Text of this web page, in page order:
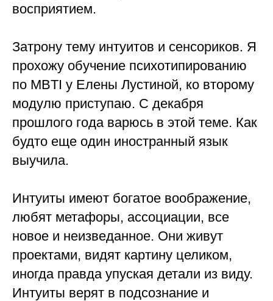
восприятием.
Затрону тему интуитов и сенсориков. Я
прохожу обучение психотипированию
по MBTI у Елены Лустиной, ко второму
модулю приступаю. С декабря
прошлого года варюсь в этой теме. Как
будто еще один иностранный язык
выучила.
Интуиты имеют богатое воображение,
любят метафоры, ассоциации, все
новое и неизведанное. Они живут
проектами, видят картину целиком,
иногда правда упуская детали из виду.
Интуиты верят в подсознание и